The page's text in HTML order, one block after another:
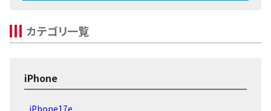
カテゴリ一覧
iPhone
iPhone17e